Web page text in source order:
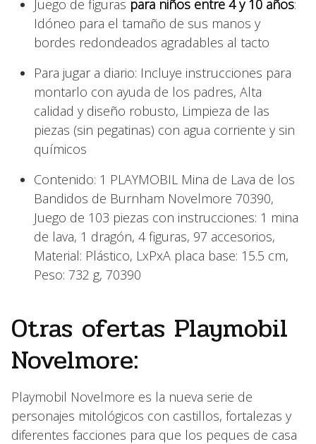
Juego de figuras para niños entre 4 y 10 años:
Idóneo para el tamaño de sus manos y
bordes redondeados agradables al tacto
Para jugar a diario: Incluye instrucciones para
montarlo con ayuda de los padres, Alta
calidad y diseño robusto, Limpieza de las
piezas (sin pegatinas) con agua corriente y sin
químicos
Contenido: 1 PLAYMOBIL Mina de Lava de los
Bandidos de Burnham Novelmore 70390,
Juego de 103 piezas con instrucciones: 1 mina
de lava, 1 dragón, 4 figuras, 97 accesorios,
Material: Plástico, LxPxA placa base: 15.5 cm,
Peso: 732 g, 70390
Otras ofertas Playmobil
Novelmore:
Playmobil Novelmore es la nueva serie de
personajes mitológicos con castillos, fortalezas y
diferentes facciones para que los peques de casa